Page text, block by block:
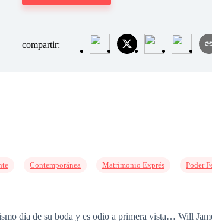
compartir:
Contemporánea Matrimonio Exprés Poder
día de su boda y es odio a primera vista… Will